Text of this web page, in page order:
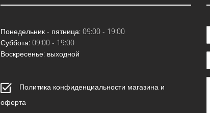
Понедельник - пятница: 09:00 - 19:00
Суббота: 09:00 - 19:00
Воскресенье: выходной
Политика конфиденциальности магазина и
оферта